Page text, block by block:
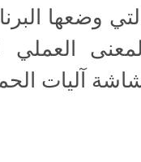
وضعها
آليات